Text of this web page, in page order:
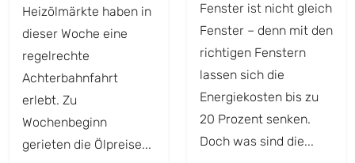
Heizölmärkte haben in
dieser Woche eine
regelrechte
Achterbahnfahrt
erlebt. Zu
Wochenbeginn
gerieten die Ölpreise...
Fenster ist nicht gleich
Fenster – denn mit den
richtigen Fenstern
lassen sich die
Energiekosten bis zu
20 Prozent senken.
Doch was sind die...